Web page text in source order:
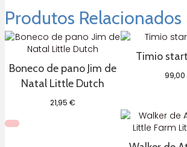
Produtos Relacionados
Boneco de pano Jim de
Natal Little Dutch
21,95€
Timio
99,00